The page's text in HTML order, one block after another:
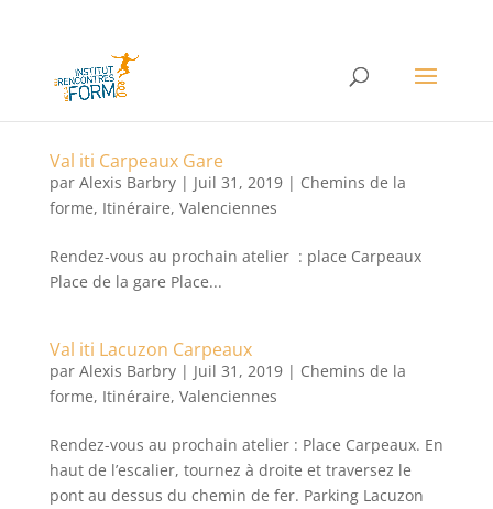
Val iti Carpeaux Gare
par Alexis Barbry| Juil 31, 2019| Chemins de la
forme, Itinéraire, Valenciennes
Rendez-vous au prochain atelier : place Carpeaux
Place de la gare Place...
Val iti Lacuzon Carpeaux
par Alexis Barbry| Juil 31, 2019| Chemins de la
forme, Itinéraire, Valenciennes
Rendez-vous au prochain atelier : Place Carpeaux. En
haut de l’escalier, tournez à droite et traversez le
pont au dessus du chemin de fer. Parking Lacuzon